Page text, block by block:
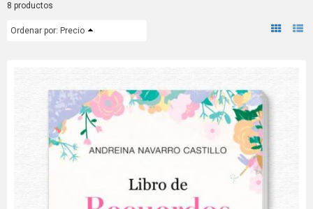
8 productos
Ordenar por: Precio